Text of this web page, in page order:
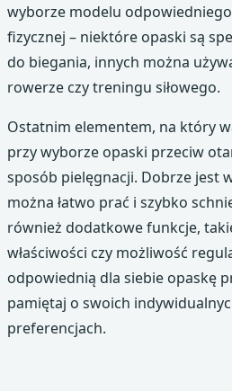
wyborze modelu
fizycznej – niektóre opaski są
do biegania, innych można
rowerze czy treningu siłowego.
Ostatnim elementem, na który
przy wyborze opaski przeciw
sposób pielęgnacji. Dobrze jest
można łatwo prać i szybko
również dodatkowe funkcje,
właściwości czy możliwość
odpowiednią dla siebie opaskę
pamiętaj o swoich
preferencjach.